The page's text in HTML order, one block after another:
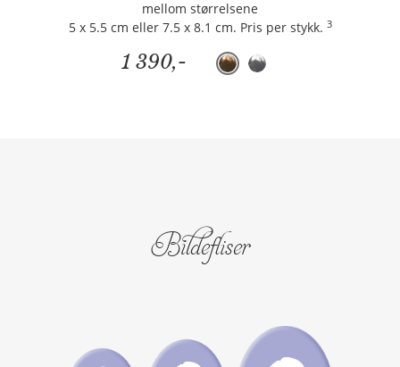
mellom størrelsene
5 x 5.5 cm eller 7.5 x 8.1 cm. Pris per stykk. 3
1 390,-
Bildefliser